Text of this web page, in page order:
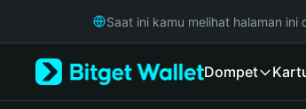
Русский
Saat ini kamu melihat halaman ini
Dompet